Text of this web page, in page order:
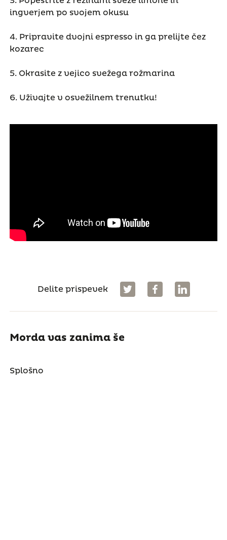
ingverjem po svojem okusu
4. Pripravite dvojni espresso in ga prelijte čez
kozarec
5. Okrasite z vejico svežega rožmarina
6. Uživajte v osvežilnem trenutku!
Delite prispevek
Morda vas zanima še
Splošno